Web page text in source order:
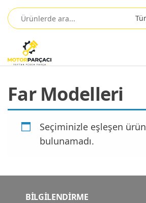
Far Modelleri
Seçiminizle eşleşen ürün
bulunamadı.
BİLGİLENDİRME